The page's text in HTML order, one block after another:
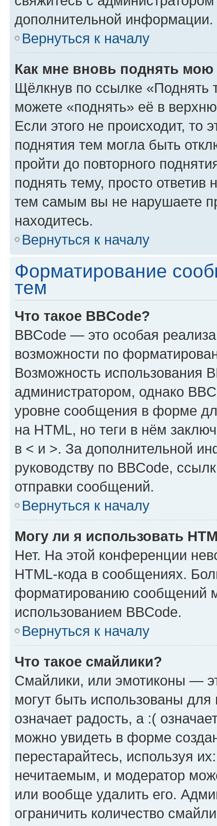
дополнительной информации.
Вернуться к началу
Как мне вновь поднять мою
Щёлкнув по ссылке «Поднять
можете «поднять» её в
Если этого не происходит, то
поднятия тем могла быть
пройти до повторного
поднять тему, просто ответив
тем самым вы не нарушаете
находитесь.
Вернуться к началу
Форматирование
тем
Что такое BBCode?
BBCode — это особая
возможности по
Возможность использования
администратором, однако
уровне сообщения в форме
на HTML, но теги в нём
в < и >. За дополнительной
руководству по BBCode,
отправки сообщений.
Вернуться к началу
Могу ли я использовать
Нет. На этой конференции
HTML-кода в сообщениях.
форматированию сообщений
использованием BBCode.
Вернуться к началу
Что такое смайлики?
Смайлики, или эмотиконы —
могут быть использованы
означает радость, а :(
можно увидеть в форме
перестарайтесь, используя
нечитаемым, и модератор
или вообще удалить его.
ограничить количество